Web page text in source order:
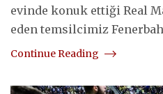
evinde konuk ettiği Real
eden temsilcimiz
Continue Reading